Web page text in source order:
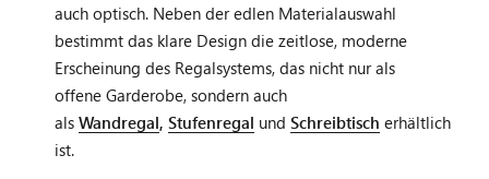
auch optisch. Neben der edlen Materialauswahl
bestimmt das klare Design die zeitlose, moderne
Erscheinung des Regalsystems, das nicht nur als
offene Garderobe, sondern auch
als Wandregal, Stufenregal und Schreibtisch erhältlich
ist.